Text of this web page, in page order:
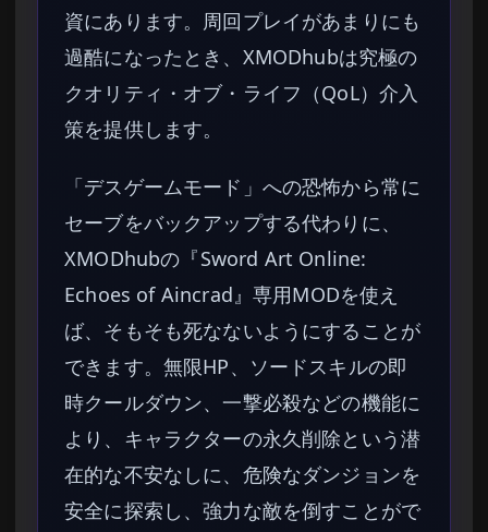
資にあります。周回プレイがあまりにも
過酷になったとき、XMODhubは究極の
クオリティ・オブ・ライフ（QoL）介入
策を提供します。
「デスゲームモード」への恐怖から常に
セーブをバックアップする代わりに、
XMODhubの『Sword Art Online:
Echoes of Aincrad』専用MODを使え
ば、そもそも死なないようにすることが
できます。無限HP、ソードスキルの即
時クールダウン、一撃必殺などの機能に
より、キャラクターの永久削除という潜
在的な不安なしに、危険なダンジョンを
安全に探索し、強力な敵を倒すことがで